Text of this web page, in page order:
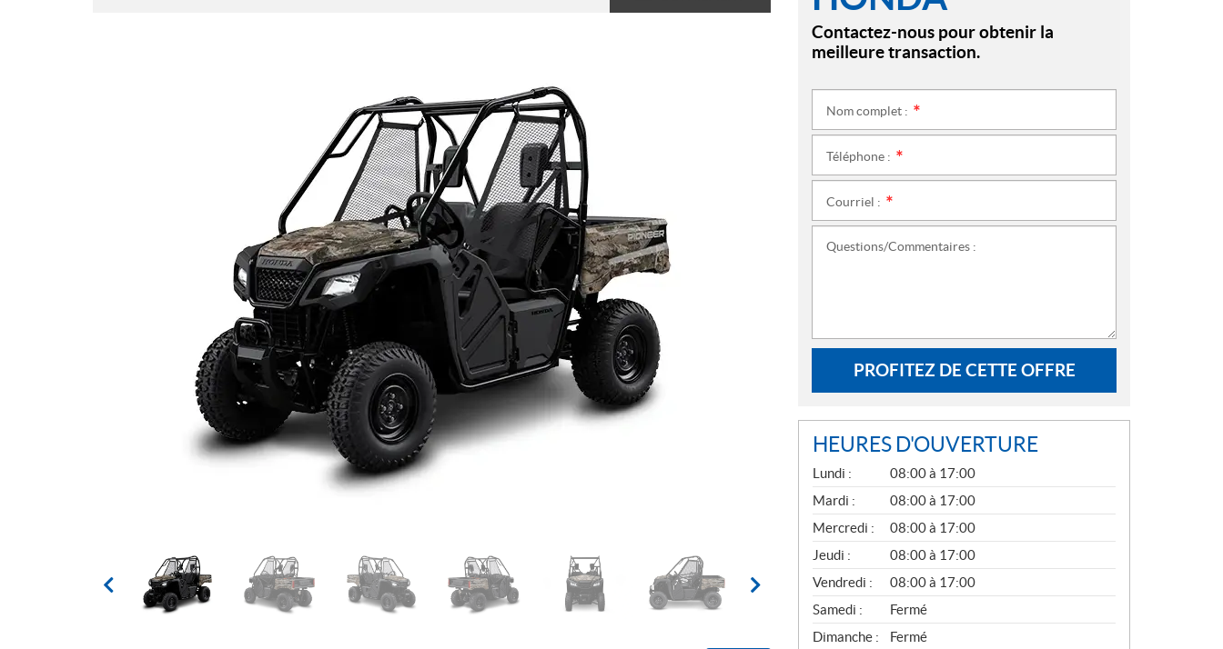
Contactez-nous pour obtenir la
meilleure transaction.
Nom complet :
Téléphone :
Courriel :
Questions/Commentaires :
PROFITEZ DE CETTE OFFRE
HEURES D'OUVERTURE
G
É
N
É
R
A
L
Lundi :
08:00 à 17:00
Mardi :
08:00 à 17:00
Mercredi :
08:00 à 17:00
Jeudi :
08:00 à 17:00
Vendredi :
08:00 à 17:00
Samedi :
Fermé
Dimanche :
Fermé